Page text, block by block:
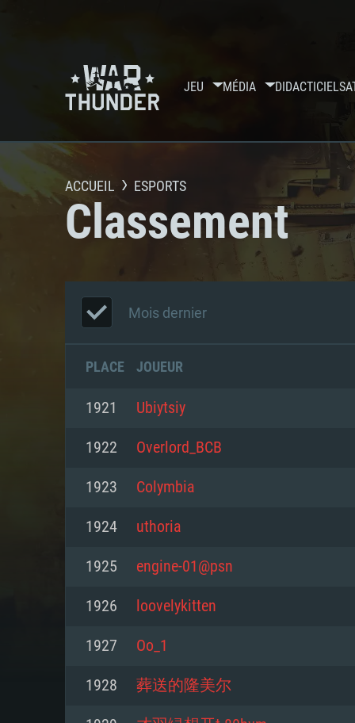
JEU MÉDIA DIDACTICIELS
Pour PC
ACCUEIL ESPORTS
Classement
Mois dernier
PLACE JOUEUR
1921 Ubiytsiy
1922 Оverlord_BCB
1923 Colymbia
1924 uthoria
1925 engine-01@psn
1926 loovelykitten
1927 Oo_1
1928 葬送的隆美尔